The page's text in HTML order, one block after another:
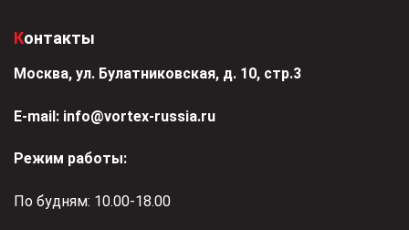
Контакты
Москва, ул. Булатниковская, д. 10, стр.3
Е-mail: info@vortex-russia.ru
Режим работы:
По будням: 10.00-18.00